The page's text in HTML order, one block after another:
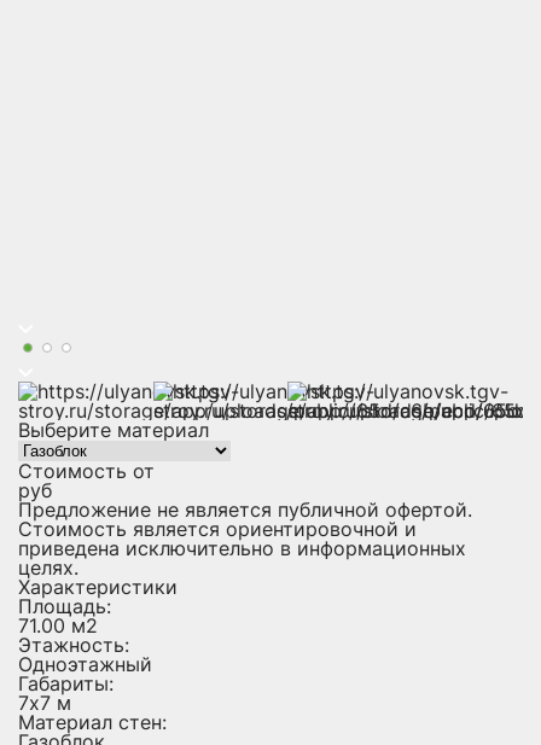
Выберите материал
Стоимость от
руб
Предложение не является публичной офертой.
Стоимость является ориентировочной и
приведена исключительно в информационных
целях.
Характеристики
Площадь:
71.00 м2
Этажность:
Одноэтажный
Габариты:
7х7 м
Материал стен: